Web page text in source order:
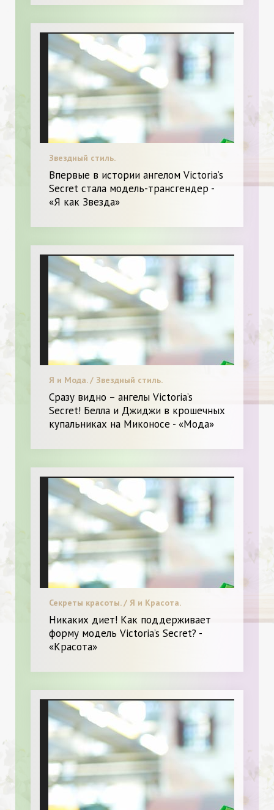
Звездный стиль.
Впервые в истории ангелом Victoria’s
Secret стала модель-трансгендер -
«Я как Звезда»
Я и Мода. / Звездный стиль.
Сразу видно – ангелы Victoria’s
Secret! Белла и Джиджи в крошечных
купальниках на Миконосе - «Мода»
Секреты красоты. / Я и Красота.
Никаких диет! Как поддерживает
форму модель Victoria’s Secret? -
«Красота»